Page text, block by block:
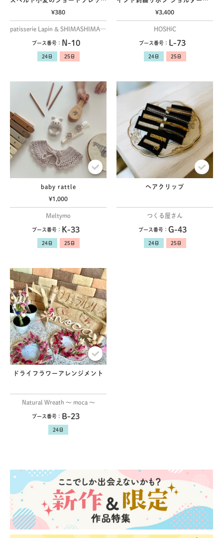
¥380
patisserie Lapin & SHIMASHIMA BAKE
ブース番号： N-10
¥3,400
HOSHiC
ブース番号： L-73
baby rattle
¥1,000
Meltymo
ブース番号： K-33
ヘアクリップ
つくる屋さん
ブース番号： G-43
ドライフラワーアレンジメント
Natural Wreath 〜 moca 〜
ブース番号： B-23